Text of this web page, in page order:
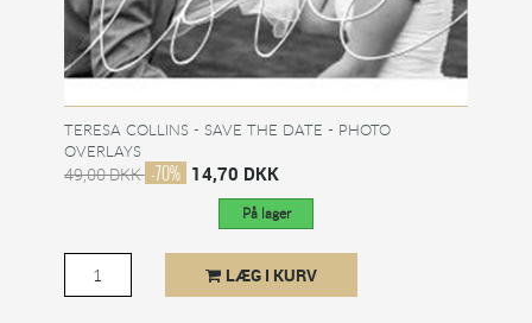
TERESA COLLINS - SAVE THE DATE - PHOTO
OVERLAYS
49,00 DKK -70% 14,70 DKK
På lager
LÆG I KURV